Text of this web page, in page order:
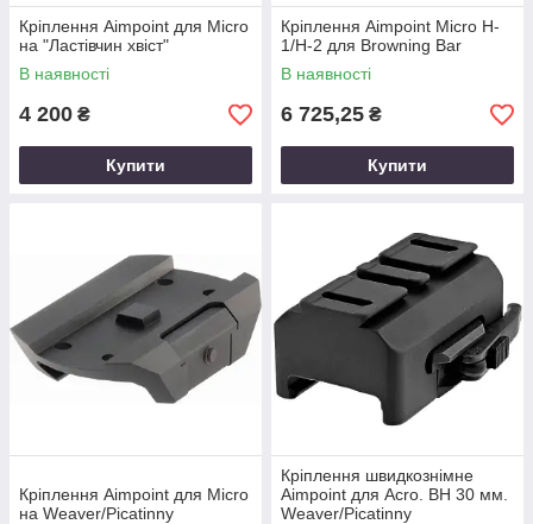
Кріплення Aimpoint для Micro
на "Ластівчин хвіст"
В наявності
4 200 ₴
Купити
Кріплення Aimpoint Micro H-
1/H-2 для Browning Bar
В наявності
6 725,25 ₴
Купити
Кріплення Aimpoint для Micro
на Weaver/Picatinny
Кріплення швидкознімне
Aimpoint для Acro. BH 30 мм.
Weaver/Picatinny